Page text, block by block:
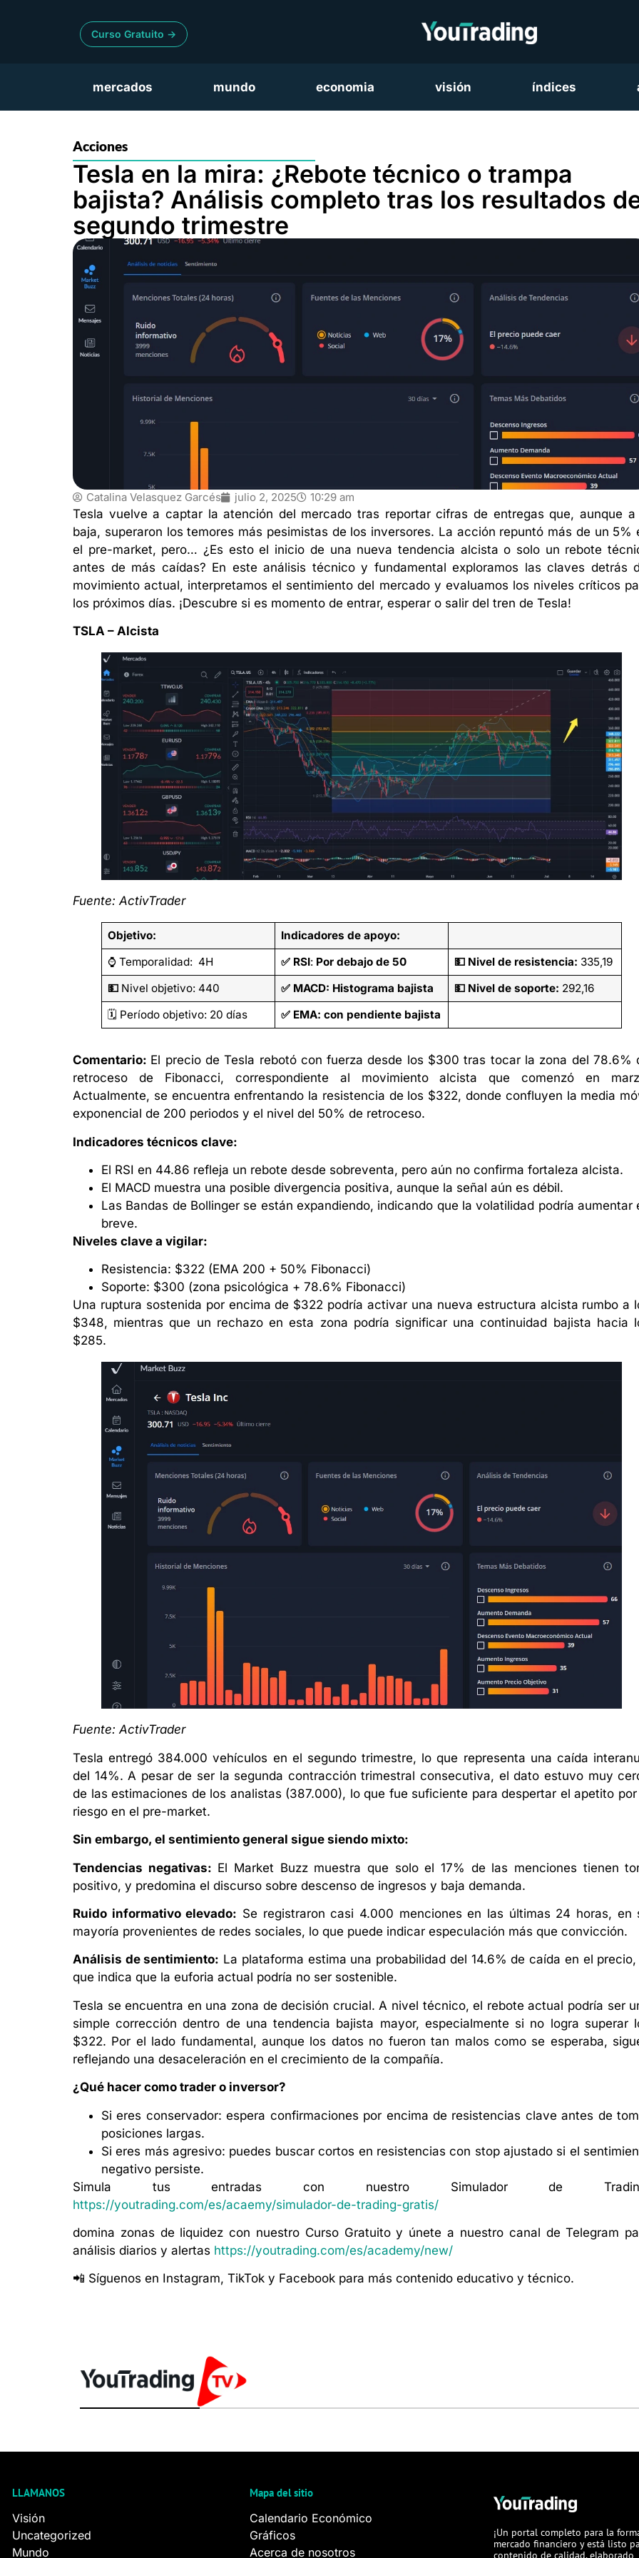
Curso Gratuito ->
mercados mundo economia visión índices
Acciones
Tesla en la mira: ¿Rebote técnico o trampa
bajista? Análisis completo tras los resultados
segundo trimestre
Catalina Velasquez Garcés julio 2, 2025 10:29 am
Tesla vuelve a captar la atención del mercado tras reportar cifras de entregas que, aunque a
baja, superaron los temores más pesimistas de los inversores. La acción repuntó más de un 5%
el pre-market, pero… ¿Es esto el inicio de una nueva tendencia alcista o solo un rebote
antes de más caídas? En este análisis técnico y fundamental exploramos las claves detrás
movimiento actual, interpretamos el sentimiento del mercado y evaluamos los niveles críticos
los próximos días. ¡Descubre si es momento de entrar, esperar o salir del tren de Tesla!
TSLA – Alcista
Fuente: ActivTrader
Objetivo:
Indicadores de apoyo:
⌚ Temporalidad: 4H
✅ RSI: Por debajo de 50 💵 Nivel de resistencia: 335,19
💵 Nivel objetivo: 440 ✅ MACD: Histograma bajista 💵 Nivel de soporte: 292,16
🗓️ Período objetivo: 20 días
✅ EMA: con pendiente bajista
Comentario: El precio de Tesla rebotó con fuerza desde los $300 tras tocar la zona del 78.6%
retroceso de Fibonacci, correspondiente al movimiento alcista que comenzó en
Actualmente, se encuentra enfrentando la resistencia de los $322, donde confluyen la media
exponencial de 200 periodos y el nivel del 50% de retroceso.
Indicadores técnicos clave:
El RSI en 44.86 refleja un rebote desde sobreventa, pero aún no confirma fortaleza alcista.
El MACD muestra una posible divergencia positiva, aunque la señal aún es débil.
Las Bandas de Bollinger se están expandiendo, indicando que la volatilidad podría aumentar
breve.
Niveles clave a vigilar:
Resistencia: $322 (EMA 200 + 50% Fibonacci)
Soporte: $300 (zona psicológica + 78.6% Fibonacci)
Una ruptura sostenida por encima de $322 podría activar una nueva estructura alcista rumbo a
$348, mientras que un rechazo en esta zona podría significar una continuidad bajista hacia
$285.
Fuente: ActivTrader
Tesla entregó 384.000 vehículos en el segundo trimestre, lo que representa una caída
del 14%. A pesar de ser la segunda contracción trimestral consecutiva, el dato estuvo muy
de las estimaciones de los analistas (387.000), lo que fue suficiente para despertar el apetito por
riesgo en el pre-market.
Sin embargo, el sentimiento general sigue siendo mixto:
Tendencias negativas: El Market Buzz muestra que solo el 17% de las menciones tienen
positivo, y predomina el discurso sobre descenso de ingresos y baja demanda.
Ruido informativo elevado: Se registraron casi 4.000 menciones en las últimas 24 horas, en
mayoría provenientes de redes sociales, lo que puede indicar especulación más que convicción.
Análisis de sentimiento: La plataforma estima una probabilidad del 14.6% de caída en el
que indica que la euforia actual podría no ser sostenible.
Tesla se encuentra en una zona de decisión crucial. A nivel técnico, el rebote actual podría ser
simple corrección dentro de una tendencia bajista mayor, especialmente si no logra superar
$322. Por el lado fundamental, aunque los datos no fueron tan malos como se esperaba,
reflejando una desaceleración en el crecimiento de la compañía.
¿Qué hacer como trader o inversor?
Si eres conservador: espera confirmaciones por encima de resistencias clave antes de
posiciones largas.
Si eres más agresivo: puedes buscar cortos en resistencias con stop ajustado si el
negativo persiste.
Simula tus entradas con nuestro Simulador de
https://youtrading.com/es/acaemy/simulador-de-trading-gratis/
domina zonas de liquidez con nuestro Curso Gratuito y únete a nuestro canal de Telegram
análisis diarios y alertas https://youtrading.com/es/academy/new/
📲 Síguenos en Instagram, TikTok y Facebook para más contenido educativo y técnico.
LLAMANOS
Visión
Uncategorized
Mundo
Mapa del sitio
Calendario Económico
Gráficos
Acerca de nosotros
¡Un portal completo para la
mercado financiero y está listo
contenido de calidad,